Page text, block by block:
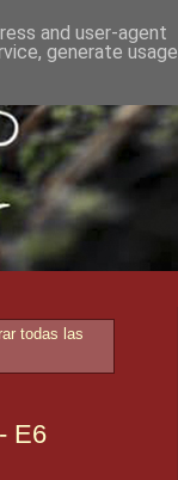
todas las
E6
and user-agent
generate usage